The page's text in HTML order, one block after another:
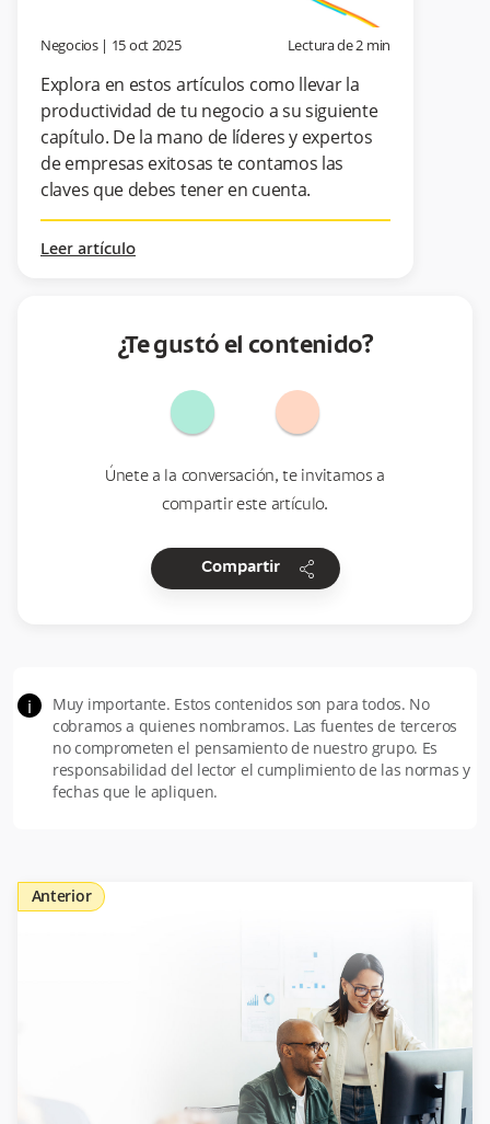
Negocios| 15 oct 2025 Lectura de2 min
Explora en estos artículos como llevar la
productividad de tu negocio a su siguiente
capítulo. De la mano de líderes y expertos
de empresas exitosas te contamos las
claves que debes tener en cuenta.
Leer artículo
¿Te gustó el contenido?
Únete a la conversación, te invitamos a
compartir este artículo.
Compartir share
i
Muy importante. Estos contenidos son para todos. No
cobramos a quienes nombramos. Las fuentes de terceros
no comprometen el pensamiento de nuestro grupo. Es
responsabilidad del lector el cumplimiento de las normas y
fechas que le apliquen.
Anterior